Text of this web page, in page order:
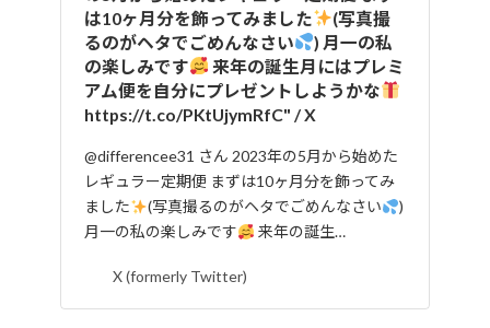
は10ヶ月分を飾ってみました
(写真撮
るのがヘタでごめんなさい
) 月一の私
の楽しみです
来年の誕生月にはプレミ
アム便を自分にプレゼントしようかな
https://t.co/PKtUjymRfC" / X
@differencee31 さん 2023年の5月から始めた
レギュラー定期便 まずは10ヶ月分を飾ってみ
ました
(写真撮るのがヘタでごめんなさい
)
月一の私の楽しみです
来年の誕生…
X (formerly Twitter)